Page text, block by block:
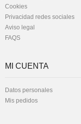
Cookies
Privacidad redes sociales
Aviso legal
FAQS
MI CUENTA
Datos personales
Mis pedidos